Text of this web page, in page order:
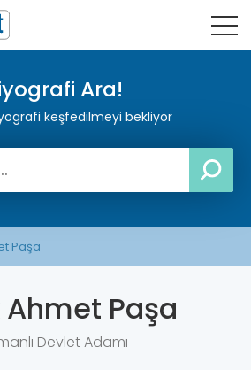
Ara!
keşfedilmeyi bekliyor
Paşa
Paşa
Devlet Adamı